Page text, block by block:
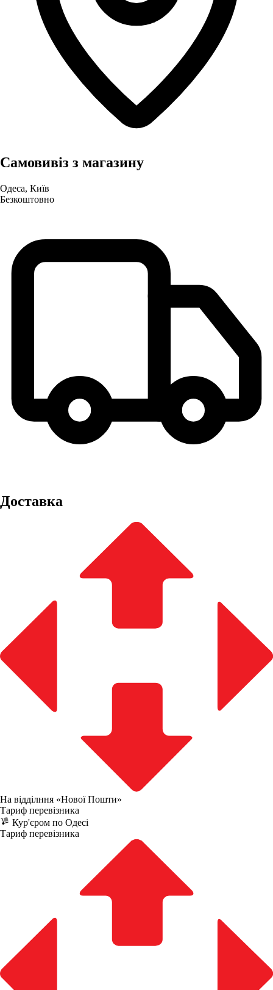
Самовивіз з магазину
Одеса, Київ
Безкоштовно
Доставка
На відділння «Нової Пошти»
Тариф перевізника
Кур'єром по Одесі
Тариф перевізника